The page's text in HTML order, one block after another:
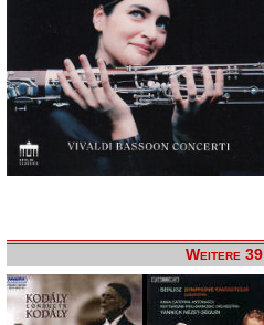
Weitere 39